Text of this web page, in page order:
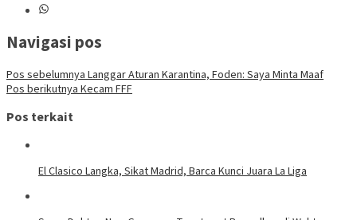
Navigasi pos
Pos sebelumnya Langgar Aturan Karantina, Foden: Saya Minta Maaf
Pos berikutnya Kecam FFF
Pos terkait
El Clasico Langka, Sikat Madrid, Barca Kunci Juara La Liga